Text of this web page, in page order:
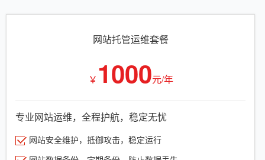
网站托管运维套餐
￥ 1000元/年
专业网站运维，全程护航，稳定无忧
网站安全维护，抵御攻击，稳定运行